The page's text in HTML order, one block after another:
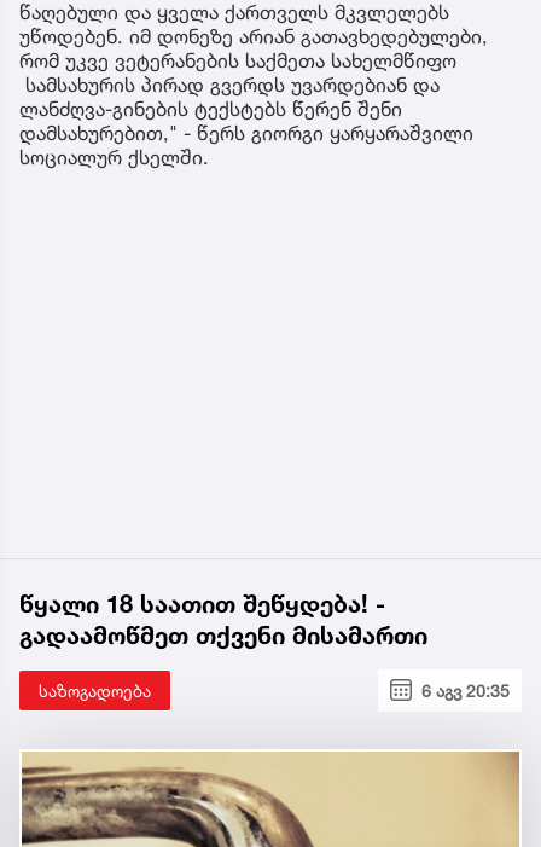
წაღებული და ყველა ქართველს მკვლელებს
უწოდებენ. იმ დონეზე არიან გათავხედებულები,
რომ უკვე ვეტერანების საქმეთა სახელმწიფო
სამსახურის პირად გვერდს უვარდებიან და
ლანძღვა-გინების ტექსტებს წერენ შენი
დამსახურებით," - წერს გიორგი ყარყარაშვილი
სოციალურ ქსელში.
წყალი 18 საათით შეწყდება! -
გადაამოწმეთ თქვენი მისამართი
საზოგადოება 6 აგვ 20:35